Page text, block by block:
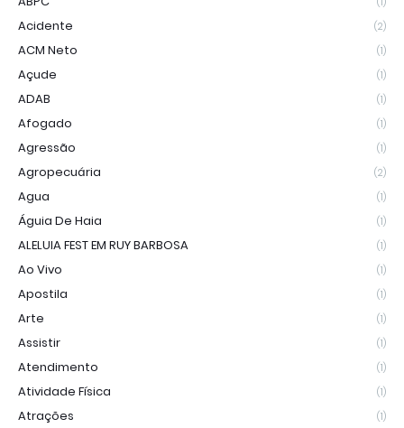
Acidente (2)
ACM Neto (1)
Açude (1)
ADAB (1)
Afogado (1)
Agressão (1)
Agropecuária (2)
Agua (1)
Águia De Haia (1)
ALELUIA FEST EM RUY BARBOSA (1)
Ao Vivo (1)
Apostila (1)
Arte (1)
Assistir (1)
Atendimento (1)
Atividade Física (1)
Atrações (1)